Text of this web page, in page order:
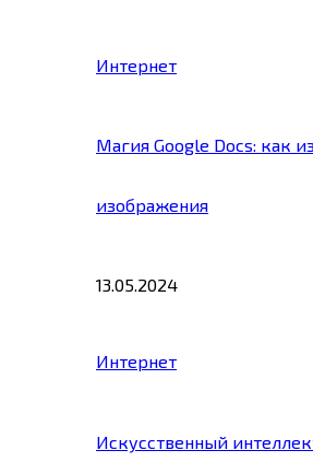
Интернет
Магия Google Docs: как
изображения
13.05.2024
Интернет
Искусственный